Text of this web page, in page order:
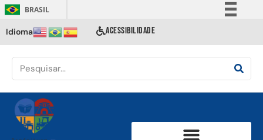
BRASIL
Comunica BR
Acesso à informação
Idioma ACESSIBILIDADE